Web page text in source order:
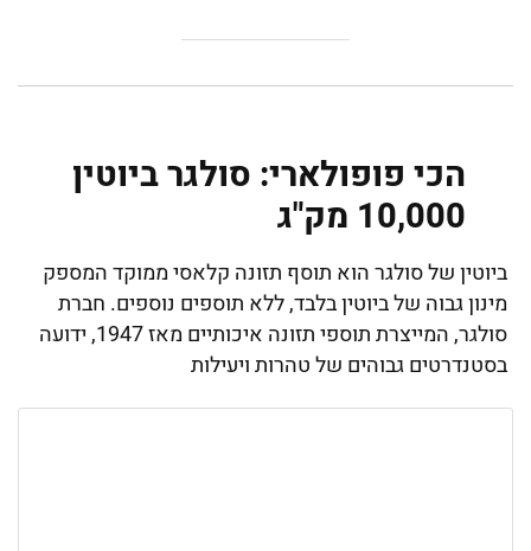
הכי פופולארי: סולגר ביוטין
10,000 מק"ג
ביוטין של סולגר הוא תוסף תזונה קלאסי ממוקד המספק
מינון גבוה של ביוטין בלבד, ללא תוספים נוספים. חברת
סולגר, המייצרת תוספי תזונה איכותיים מאז 1947, ידועה
בסטנדרטים גבוהים של טהרות ויעילות